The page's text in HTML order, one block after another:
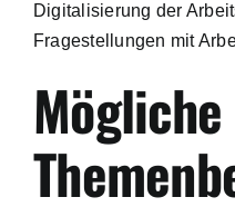
Digitalisierung der
Fragestellungen mit
Mögliche